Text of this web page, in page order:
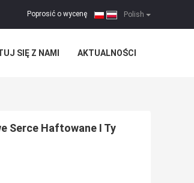
Polish
Poprosić o wycenę |
SIĘ Z NAMI AKTUALNOŚCI
Serce Haftowane I Ty